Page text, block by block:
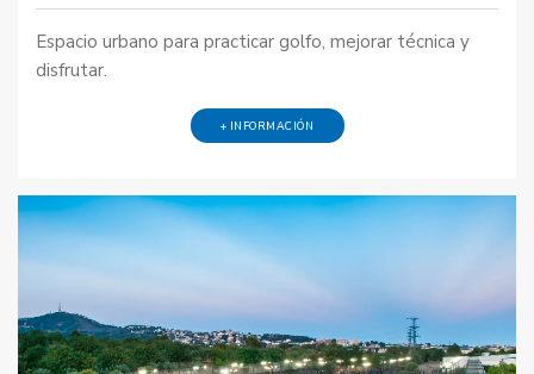
Espacio urbano para practicar golfo, mejorar técnica y
disfrutar.
+ INFORMACIÓN